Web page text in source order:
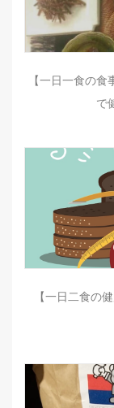
【一日一食の
で
【一日二食の